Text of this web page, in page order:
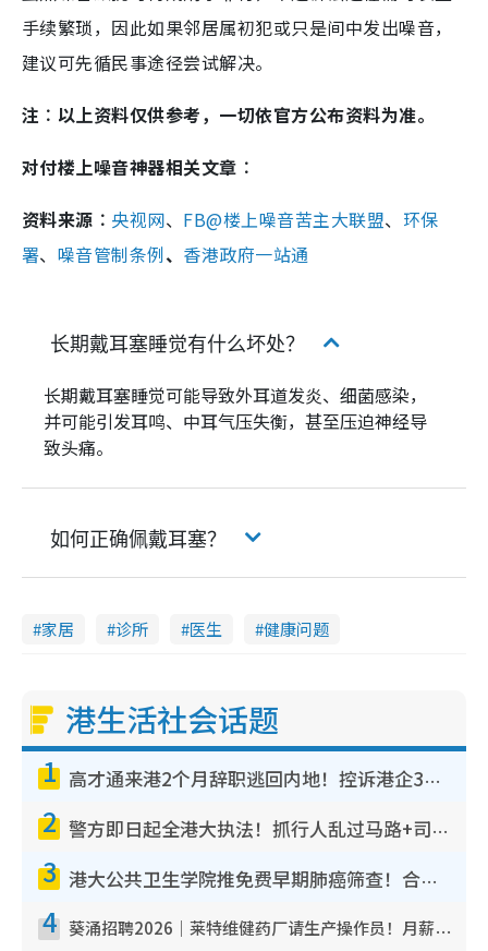
手续繁琐，因此如果邻居属初犯或只是间中发出噪音，
建议可先循民事途径尝试解决。
注︰以上资料仅供参考，一切依官方公布资料为准。
对付楼上噪音神器相关文章︰
资料来源︰ 央视网、 FB@楼上噪音苦主大联盟、 环保
署、 噪音管制条例、 香港政府一站通
长期戴耳塞睡觉有什么坏处？
长期戴耳塞睡觉可能导致外耳道发炎、细菌感染，
并可能引发耳鸣、中耳气压失衡，甚至压迫神经导
致头痛。
如何正确佩戴耳塞？
家居 诊所 医生 健康问题
港生活社会话题
1 高才通来港2个月辞职逃回内地！控诉港企3宗罪，叹微管理极窒息
2 警方即日起全港大执法！抓行人乱过马路+司机不专注驾驶！乱过马路罚$2000
3 港大公共卫生学院推免费早期肺癌筛查！合资格人士将获全额资助定期血液化验/电脑断层扫描/风险评估
4 葵涌招聘2026｜莱特维健药厂请生产操作员！月薪高达$1.7万 冷气厂房/五天工作/保障双粮